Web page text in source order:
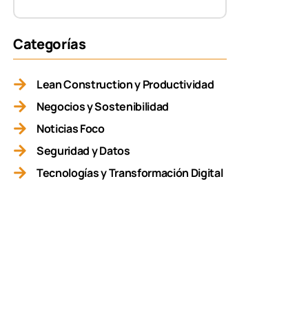
Categorías
Lean Construction y Productividad
Negocios y Sostenibilidad
Noticias Foco
Seguridad y Datos
Tecnologías y Transformación Digital